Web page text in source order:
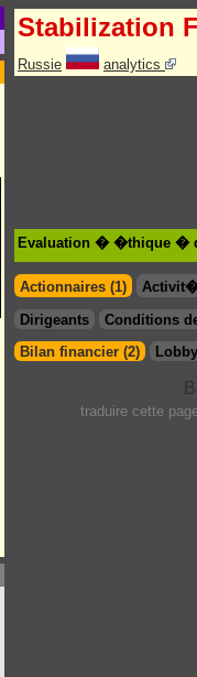
Stabilization
Russie analytics
Evaluation � �thique �
Actionnaires (1)
Dirigeants
Conditions
Bilan financier (2)
traduire cette